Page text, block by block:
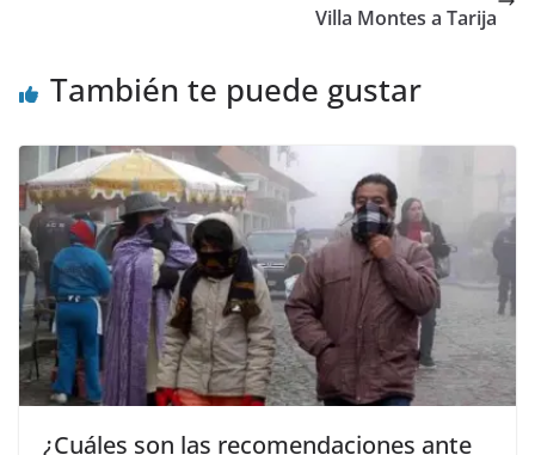
Villa Montes a Tarija
También te puede gustar
¿Cuáles son las recomendaciones ante